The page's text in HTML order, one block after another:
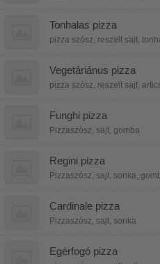
Tonhalas pizza
pizza szósz, reszelt sajt,
Vegetáriánus pizza
pizza szósz, reszelt sajt,
Funghi pizza
Pizzaszósz, sajt, gomba
Regini pizza
Pizzaszósz, sajt, sonka,
Cardinale pizza
Pizzaszósz, sajt, sonka
Egérfogó pizza